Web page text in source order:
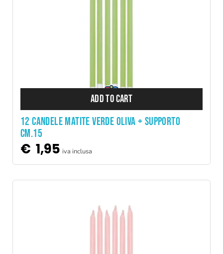
ADD TO CART
12 Candele Matite Verde Oliva + supporto
cm.15
€ 1,95 iva inclusa